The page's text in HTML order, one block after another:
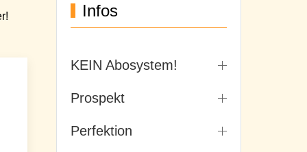
Infos
KEIN Abosystem!
Prospekt
Perfektion